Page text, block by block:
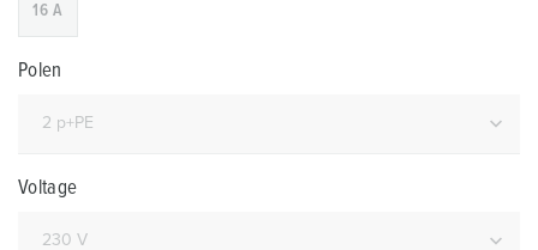
16 A
Polen
Voltage